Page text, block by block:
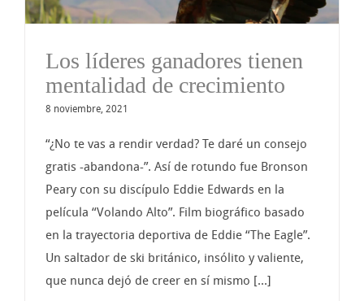
Los líderes ganadores tienen
mentalidad de crecimiento
8 noviembre, 2021
“¿No te vas a rendir verdad? Te daré un consejo
gratis -abandona-”. Así de rotundo fue Bronson
Peary con su discípulo Eddie Edwards en la
película “Volando Alto”. Film biográfico basado
en la trayectoria deportiva de Eddie “The Eagle”.
Un saltador de ski británico, insólito y valiente,
que nunca dejó de creer en sí mismo [...]